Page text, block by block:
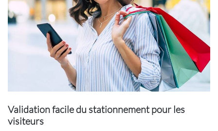
Validation facile du stationnement pour les
visiteurs